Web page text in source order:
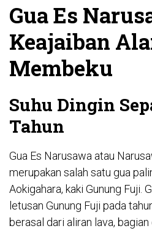
Gua Es
Keajaiban
Membeku
Suhu Dingin
Tahun
Gua Es Narusawa atau
merupakan salah satu gua
Aokigahara, kaki Gunung Fuji.
letusan Gunung Fuji pada
berasal dari aliran lava,